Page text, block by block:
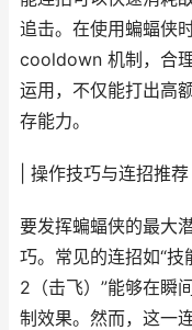
追击。在使用蝙蝠侠
cooldown 机制，合
运用，不仅能打出高
存能力。
| 操作技巧与连招推荐
要发挥蝙蝠侠的最大
巧。常见的连招如“
2（击飞）”能够在瞬
制效果。然而，这一